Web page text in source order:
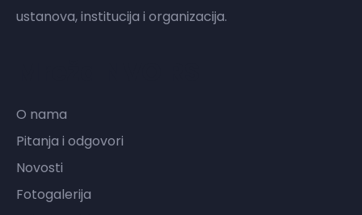
ustanova, institucija i organizacija.
O nama
Pitanja i odgovori
Novosti
Fotogalerija